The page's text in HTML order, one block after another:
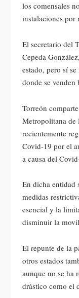
los comensales
instalaciones por
El secretario del
Cepeda
estado, pero sí
donde se venden
Torreón
Metropolitana de
recientemente
Covid-19 por el
a causa del
En dicha entidad
medidas
esencial y la
disminuir la
El repunte de la
otros estados
aunque no se ha
drástico como el